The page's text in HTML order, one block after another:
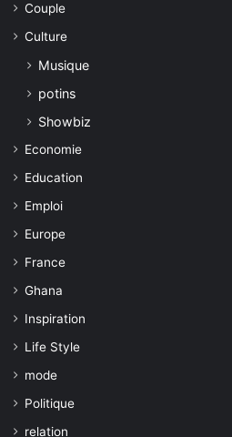
Couple
Culture
Musique
potins
Showbiz
Economie
Education
Emploi
Europe
France
Ghana
Inspiration
Life Style
mode
Politique
relation